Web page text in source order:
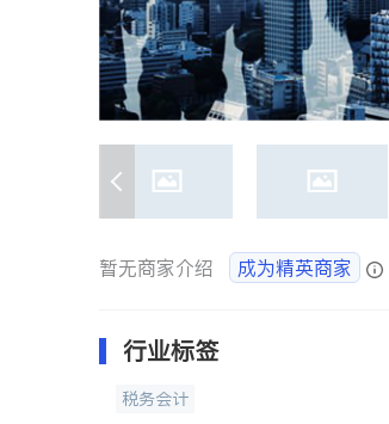
暂无商家介绍 成为精英商家
行业标签
税务会计